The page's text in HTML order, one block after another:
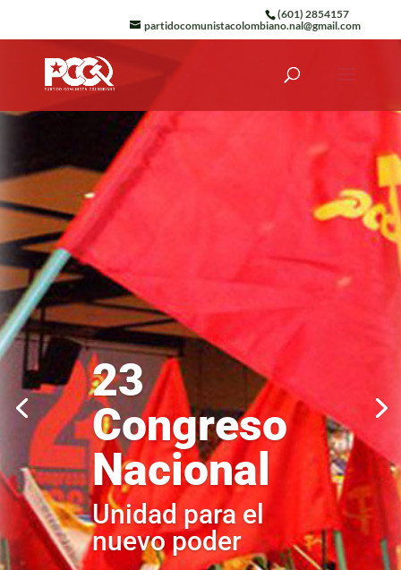
(601) 2854157
partidocomunistacolombiano.nal@gmail.com
23
Congreso
Nacional
Unidad para el
nuevo poder